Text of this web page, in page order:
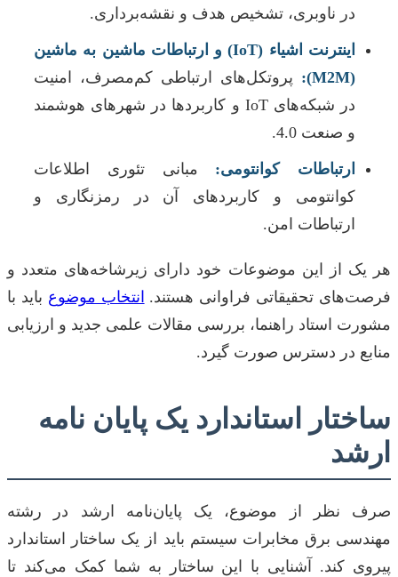
در ناوبری، تشخیص هدف و نقشه‌برداری.
اینترنت اشیاء (IoT) و ارتباطات ماشین به ماشین
(M2M):
پروتکل‌های ارتباطی کم‌مصرف، امنیت
در شبکه‌های IoT و کاربردها در شهرهای هوشمند
و صنعت 4.0.
ارتباطات کوانتومی: مبانی تئوری اطلاعات
کوانتومی و کاربردهای آن در رمزنگاری و
ارتباطات امن.
هر یک از این موضوعات خود دارای زیرشاخه‌های متعدد و
فرصت‌های تحقیقاتی فراوانی هستند. انتخاب موضوع باید با
مشورت استاد راهنما، بررسی مقالات علمی جدید و ارزیابی
منابع در دسترس صورت گیرد.
ساختار استاندارد یک پایان نامه
ارشد
صرف نظر از موضوع، یک پایان‌نامه ارشد در رشته
مهندسی برق مخابرات سیستم باید از یک ساختار استاندارد
پیروی کند. آشنایی با این ساختار به شما کمک می‌کند تا